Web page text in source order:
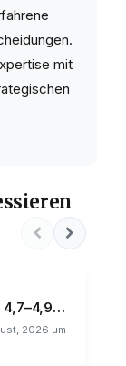
mit
2026 um